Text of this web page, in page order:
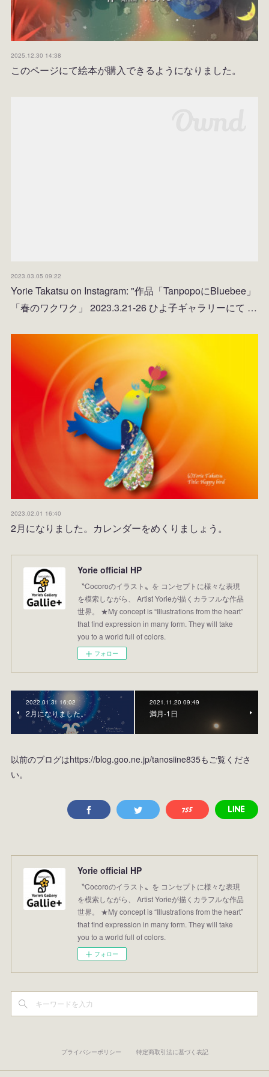
2025.12.30 14:38
このページにて絵本が購入できるようになりました。
2023.03.05 09:22
Yorie Takatsu on Instagram: "作品「TanpopoにBluebee」
「春のワクワク」 2023.3.21-26 ひよ子ギャラリーにて …
2023.02.01 16:40
2月になりました。カレンダーをめくりましょう。
Yorie official HP
〝Cocoroのイラスト〟を コンセプトに様々な表現
を模索しながら、 Artist Yorieが描くカラフルな作品
世界。 ★My concept is “Illustrations from the heart”
that find expression in many form. They will take
you to a world full of colors.
フォロー
2022.01.31 16:02
2月になりました。
2021.11.20 09:49
満月-1日
以前のブログはhttps://blog.goo.ne.jp/tanosiine835もご覧くださ
い。
Yorie official HP
〝Cocoroのイラスト〟を コンセプトに様々な表現
を模索しながら、 Artist Yorieが描くカラフルな作品
世界。 ★My concept is “Illustrations from the heart”
that find expression in many form. They will take
you to a world full of colors.
フォロー
プライバシーポリシー 特定商取引法に基づく表記